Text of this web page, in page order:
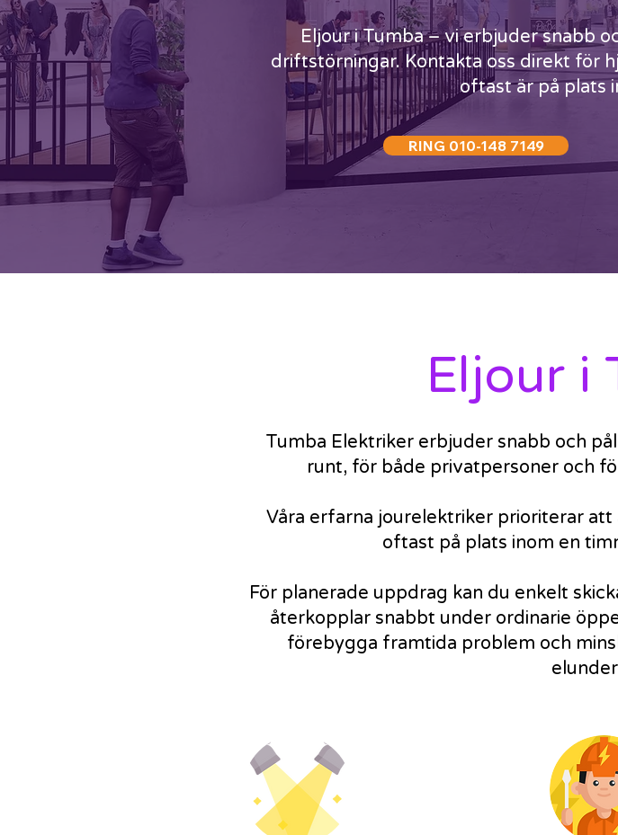
Eljour i Tumba – vi erbjuder snabb
driftstörningar. Kontakta oss direkt för
oftast är på plats
RING 010-148 7149
Eljour i
Tumba Elektriker erbjuder snabb och
runt, för både privatpersoner och
Våra erfarna jourelektriker prioriterar
oftast på plats inom en
För planerade uppdrag kan du enkelt
återkopplar snabbt under ordinarie
förebygga framtida problem och